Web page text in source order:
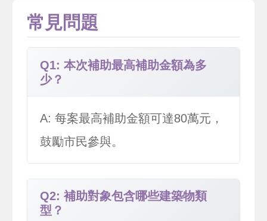
常見問題
Q1: 本次補助最高補助金額為多
少？
A: 每案最高補助金額可達80萬元，
鼓勵市民參與。
Q2: 補助對象包含哪些建築物類
型？